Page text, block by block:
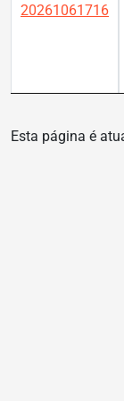
20261061716
Esta página é